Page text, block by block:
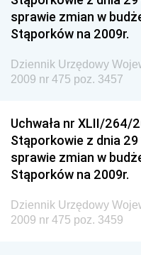
Dziennik Urzędowy
Dziennik Urzędowy
Dziennik Urzędowy
Kolejowego
Technologii
Dziennik Urzędowy
Dziennik Urzędowy
Państwowych
Dziennik Urzędowy
Rozwoju
sprawie zmian w
Stąporków na 2009r.
Dziennik Urzędowy
2009 nr 475 poz. 3457
Uchwała nr XLII/264/
Stąporkowie z dnia
sprawie zmian w
Stąporków na 2009r.
Dziennik Urzędowy
2009 nr 475 poz. 3459